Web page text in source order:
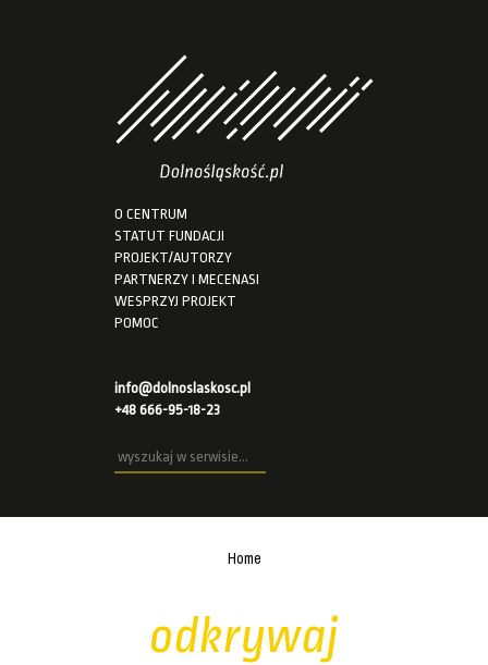
O CENTRUM
STATUT FUNDACJI
PROJEKT/AUTORZY
PARTNERZY I MECENASI
WESPRZYJ PROJEKT
POMOC
info@dolnoslaskosc.pl
+48 666-95-18-23
Home
odkrywaj